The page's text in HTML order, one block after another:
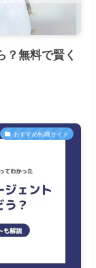
？無料で賢く
おすすめ転職サイト